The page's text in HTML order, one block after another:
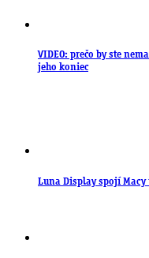
VIDEO: prečo by ste
jeho koniec
Luna Display spojí Macy